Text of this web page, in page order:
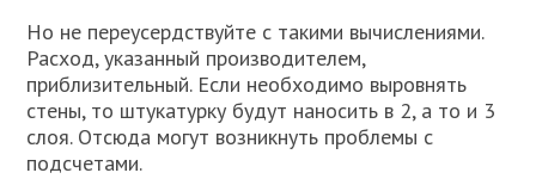
Но не переусердствуйте с такими вычислениями.
Расход, указанный производителем,
приблизительный. Если необходимо выровнять
стены, то штукатурку будут наносить в 2, а то и 3
слоя. Отсюда могут возникнуть проблемы с
подсчетами.